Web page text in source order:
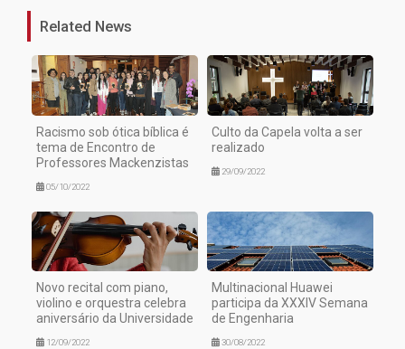
Related News
Racismo sob ótica bíblica é
tema de Encontro de
Professores Mackenzistas
05/10/2022
Culto da Capela volta a ser
realizado
29/09/2022
Novo recital com piano,
violino e orquestra celebra
aniversário da Universidade
12/09/2022
Multinacional Huawei
participa da XXXIV Semana
de Engenharia
30/08/2022